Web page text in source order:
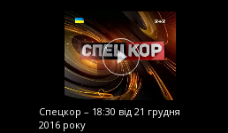
Спецкор – 18:30 від 21 грудня
2016 року